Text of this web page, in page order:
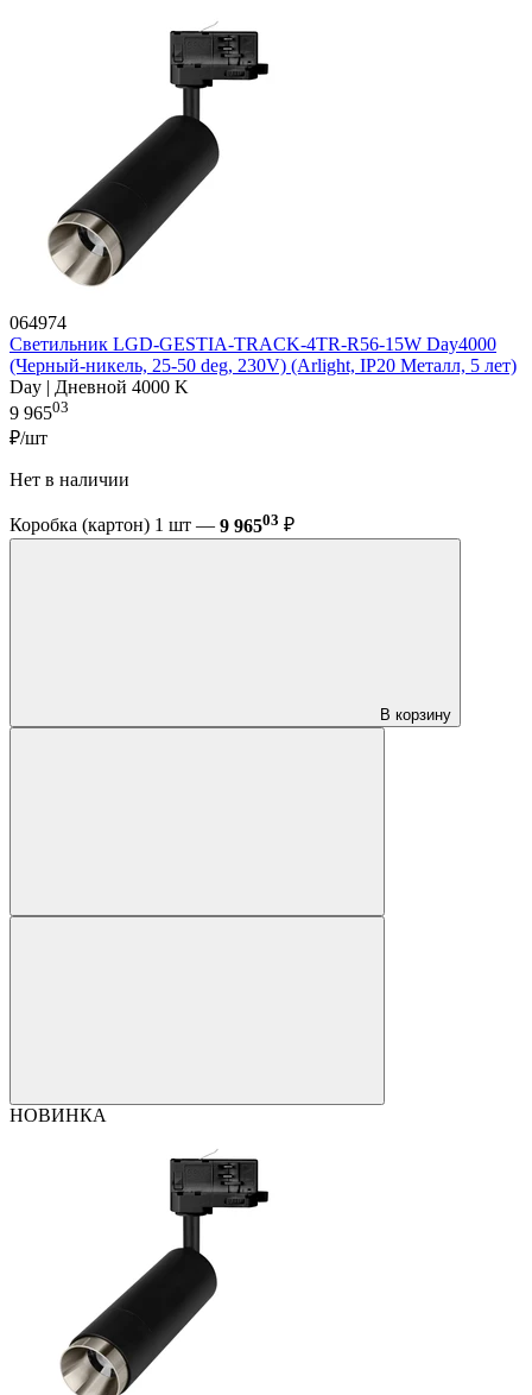
064974
Светильник LGD-GESTIA-TRACK-4TR-R56-15W Day4000
(Черный-никель, 25-50 deg, 230V) (Arlight, IP20 Металл, 5 лет)
Day | Дневной 4000 K
9 96503
₽/шт
Нет в наличии
Коробка (картон) 1 шт — 9 96503 ₽
В корзину
НОВИНКА